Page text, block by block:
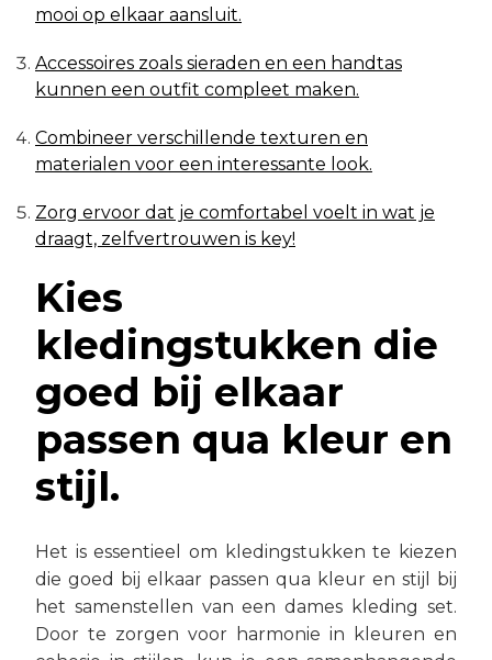
mooi op elkaar aansluit.
Accessoires zoals sieraden en een handtas
kunnen een outfit compleet maken.
Combineer verschillende texturen en
materialen voor een interessante look.
Zorg ervoor dat je comfortabel voelt in wat je
draagt, zelfvertrouwen is key!
Kies
kledingstukken die
goed bij elkaar
passen qua kleur en
stijl.
Het is essentieel om kledingstukken te kiezen
die goed bij elkaar passen qua kleur en stijl bij
het samenstellen van een dames kleding set.
Door te zorgen voor harmonie in kleuren en